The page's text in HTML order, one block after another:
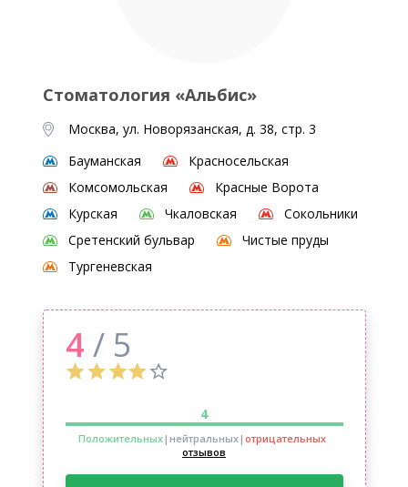
Стоматология «Альбис»
Москва, ул. Новорязанская, д. 38, стр. 3
Бауманская
Красносельская
Комсомольская
Красные Ворота
Курская
Чкаловская
Сокольники
Сретенский бульвар
Чистые пруды
Тургеневская
4 / 5
4
Положительных|нейтральных| отрицательных
отзывов